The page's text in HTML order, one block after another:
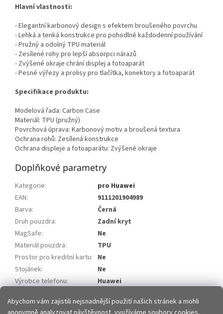
Abychom vám zajistili nejsnadnější použití našich stránek a mohli
Hlavní vlastnosti:
- Elegantní karbonový design s efektem broušeného povrchu
- Lehká a tenká konstrukce pro pohodlné každodenní používání
- Pružný a odolný TPU materiál
- Zesílené rohy pro lepší absorpci nárazů
- Zvýšené okraje chrání displej a fotoaparát
- Pesné výřezy a prolisy pro tlačítka, konektory a fotoaparát
Specifikace produktu:
Modelová řada: Carbon Case
Materiál: TPU (pružný)
Povrchová úprava: Karbonový motiv a broušená textura
Ochrana rohů: Zesílená konstrukce
Ochrana displeje a fotoaparátu: Zvýšené okraje
Doplňkové parametry
Kategorie:
pro Huawei
EAN:
9111201904989
Barva:
Černá
Druh pouzdra:
Zadní kryt
MagSafe:
Ne
Materiál pouzdra:
TPU
Prostor pro kreditní kartu: Ne
Stojánek:
Ne
Výrobce telefonu:
Huawei